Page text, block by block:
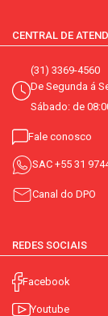
CENTRAL DE
(31) 3369-4560
De Segunda á
Sábado: de
Fale conosco
SAC +55 31
Canal do DPO
REDES SOCIAIS
Facebook
Youtube